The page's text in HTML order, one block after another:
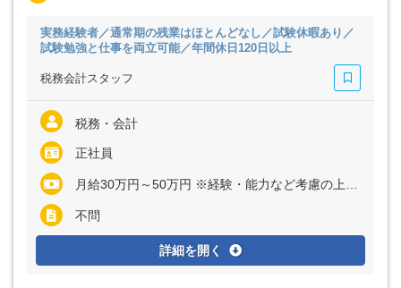
実務経験者／通常期の残業はほとんどなし／試験休暇あり／
試験勉強と仕事を両立可能／年間休日120日以上
税務会計スタッフ
税務・会計
正社員
月給30万円～50万円 ※経験・能力など考慮の上、決定いたします ※残業代は全額支給
不問
詳細を開く